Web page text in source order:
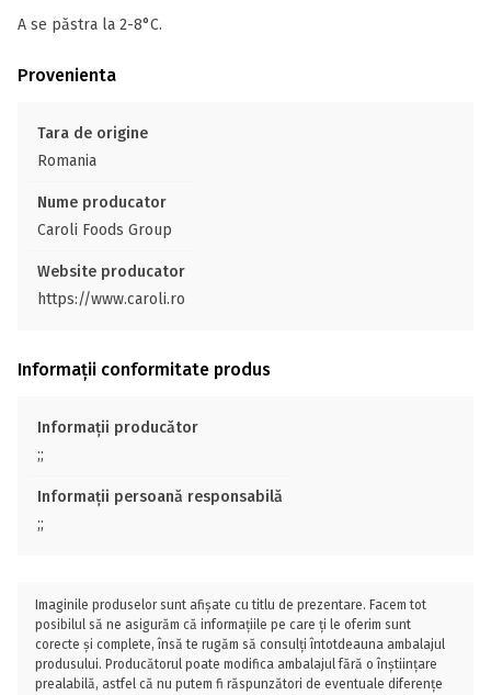
A se păstra la 2-8°C.
Provenienta
Tara de origine
Romania
Nume producator
Caroli Foods Group
Website producator
https://www.caroli.ro
Informații conformitate produs
Informații producător
;;
Informații persoană responsabilă
;;
Imaginile produselor sunt afișate cu titlu de prezentare. Facem tot
posibilul să ne asigurăm că informațiile pe care ți le oferim sunt
corecte și complete, însă te rugăm să consulți întotdeauna ambalajul
produsului. Producătorul poate modifica ambalajul fără o înștiințare
prealabilă, astfel că nu putem fi răspunzători de eventuale diferențe